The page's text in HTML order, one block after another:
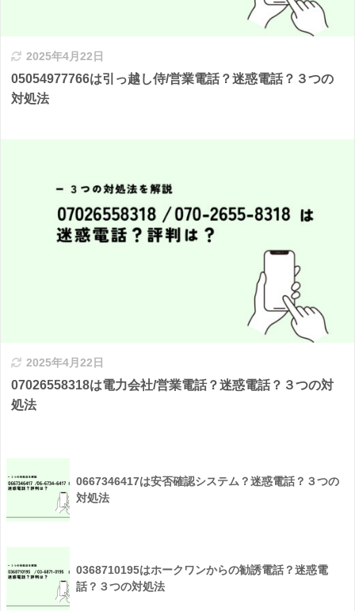
2025年4月22日
05054977766は引っ越し侍/営業電話？迷惑電話？３つの
対処法
2025年4月22日
07026558318は電力会社/営業電話？迷惑電話？３つの対
処法
0667346417は安否確認システム？迷惑電話？３つの
対処法
0368710195はホークワンからの勧誘電話？迷惑電
話？３つの対処法